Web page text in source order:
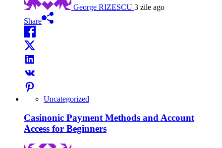
George RIZESCU 3 zile ago
Share
Uncategorized
Casinonic Payment Methods and Account
Access for Beginners